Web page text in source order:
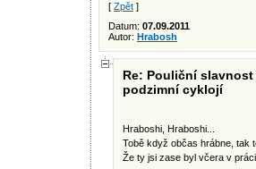
[ Zpět ]
Datum: 07.09.2011
Autor: Hrabosh
Re: Pouliční
podzimní cyklojí
Hraboshi, Hraboshi...
Tobě když občas hrábne, tak
Že ty jsi zase byl včera v